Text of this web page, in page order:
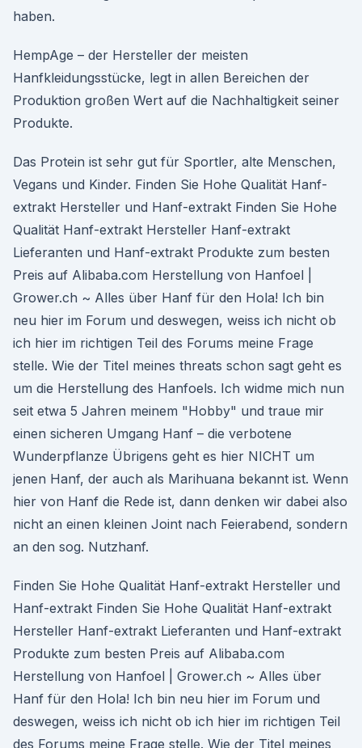
haben.
HempAge – der Hersteller der meisten
Hanfkleidungsstücke, legt in allen Bereichen der
Produktion großen Wert auf die Nachhaltigkeit seiner
Produkte.
Das Protein ist sehr gut für Sportler, alte Menschen,
Vegans und Kinder. Finden Sie Hohe Qualität Hanf-
extrakt Hersteller und Hanf-extrakt Finden Sie Hohe
Qualität Hanf-extrakt Hersteller Hanf-extrakt
Lieferanten und Hanf-extrakt Produkte zum besten
Preis auf Alibaba.com Herstellung von Hanfoel |
Grower.ch ~ Alles über Hanf für den Hola! Ich bin
neu hier im Forum und deswegen, weiss ich nicht ob
ich hier im richtigen Teil des Forums meine Frage
stelle. Wie der Titel meines threats schon sagt geht es
um die Herstellung des Hanfoels. Ich widme mich nun
seit etwa 5 Jahren meinem "Hobby" und traue mir
einen sicheren Umgang Hanf – die verbotene
Wunderpflanze Übrigens geht es hier NICHT um
jenen Hanf, der auch als Marihuana bekannt ist. Wenn
hier von Hanf die Rede ist, dann denken wir dabei also
nicht an einen kleinen Joint nach Feierabend, sondern
an den sog. Nutzhanf.
Finden Sie Hohe Qualität Hanf-extrakt Hersteller und
Hanf-extrakt Finden Sie Hohe Qualität Hanf-extrakt
Hersteller Hanf-extrakt Lieferanten und Hanf-extrakt
Produkte zum besten Preis auf Alibaba.com
Herstellung von Hanfoel | Grower.ch ~ Alles über
Hanf für den Hola! Ich bin neu hier im Forum und
deswegen, weiss ich nicht ob ich hier im richtigen Teil
des Forums meine Frage stelle. Wie der Titel meines